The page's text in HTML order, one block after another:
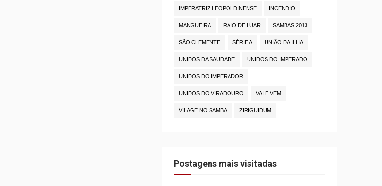
IMPERATRIZ LEOPOLDINENSE INCENDIO
MANGUEIRA RAIO DE LUAR SAMBAS 2013
SÃO CLEMENTE SÉRIE A UNIÃO DA ILHA
UNIDOS DA SAUDADE UNIDOS DO IMPERADO
UNIDOS DO IMPERADOR
UNIDOS DO VIRADOURO VAI E VEM
VILAGE NO SAMBA ZIRIGUIDUM
Postagens mais visitadas